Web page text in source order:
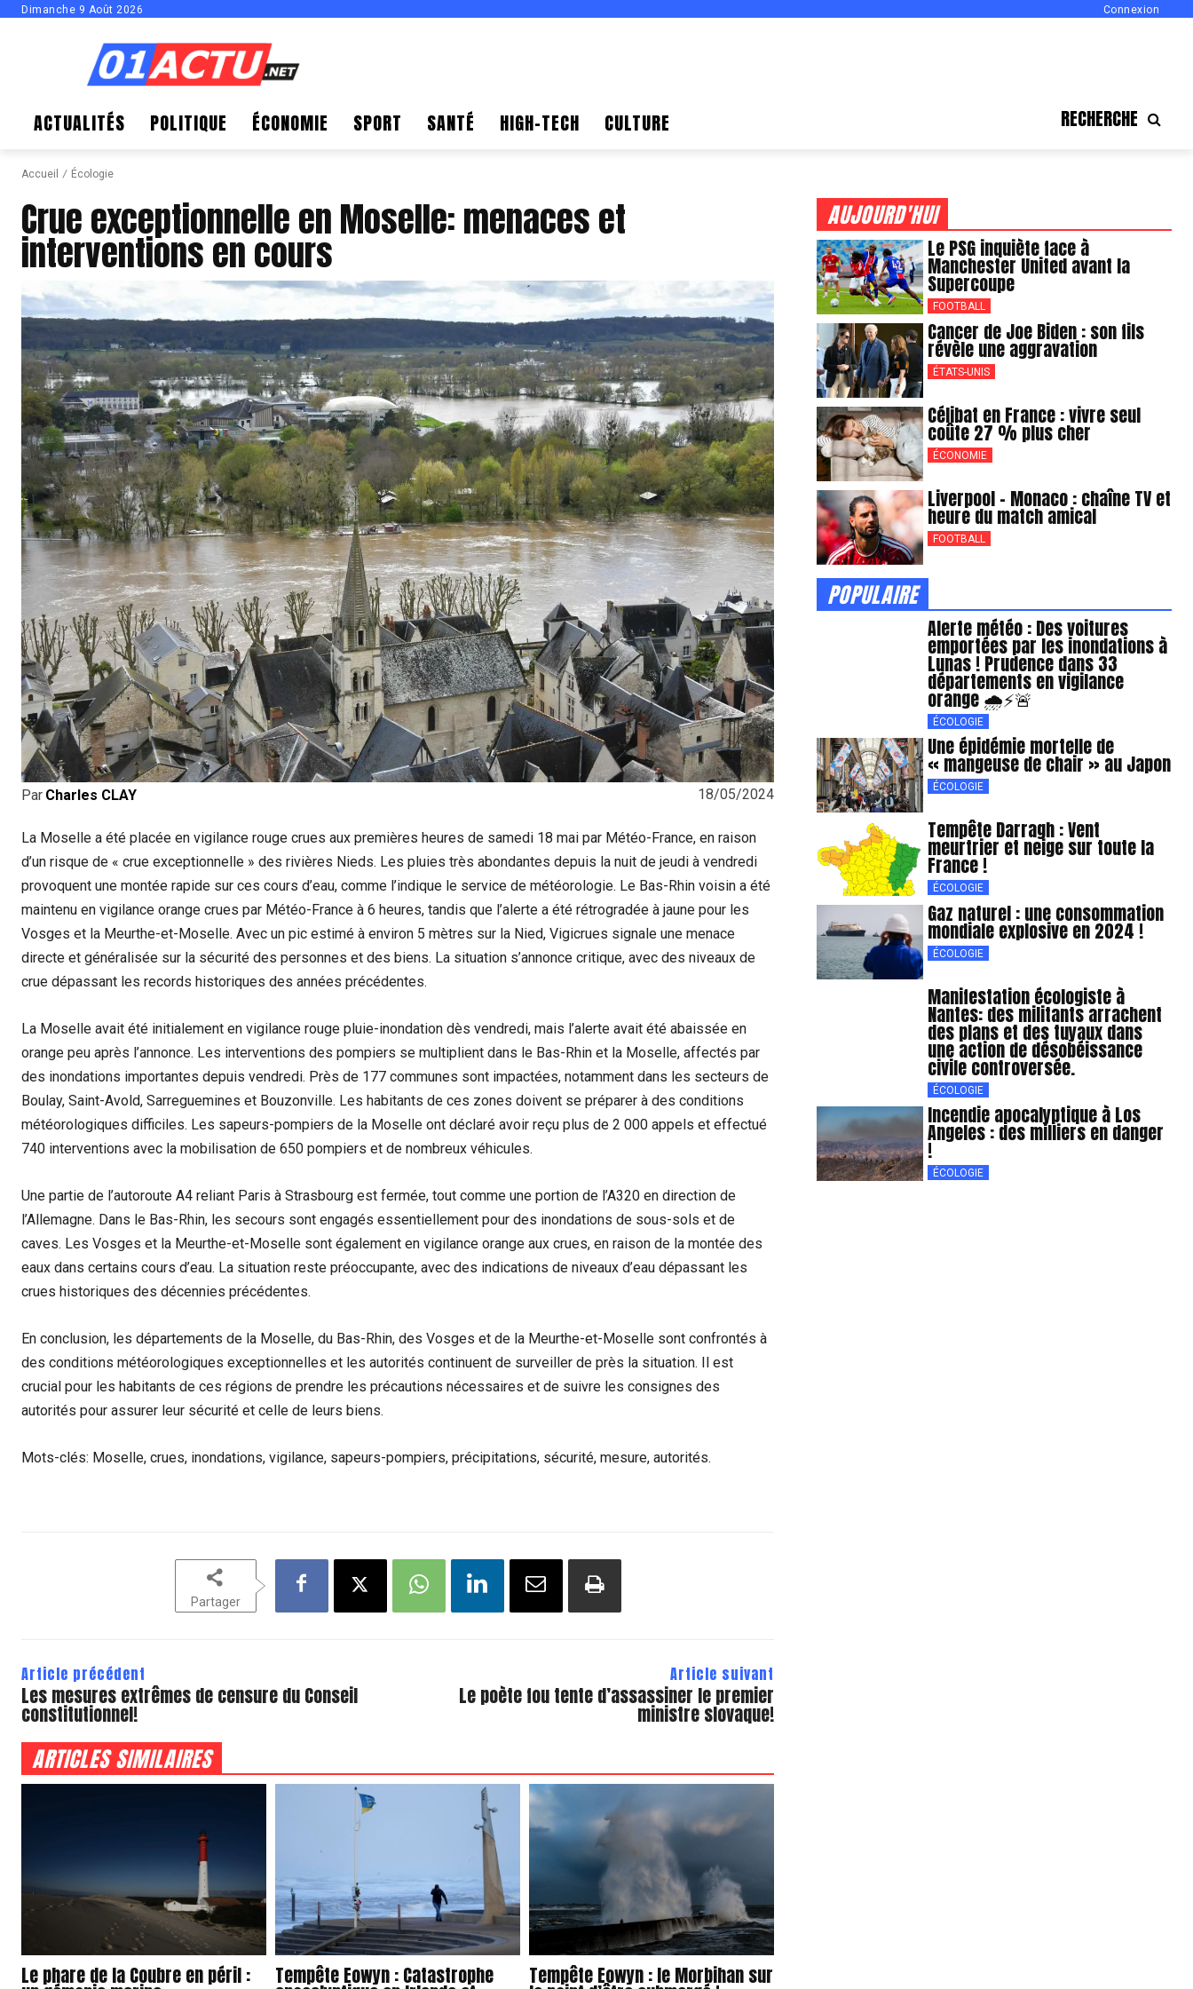
Dimanche 9 Août 2026 Connexion
ACTUALITÉS POLITIQUE ÉCONOMIE SPORT SANTÉ HIGH-TECH CULTURE RECHERCHE
Accueil Écologie
Crue exceptionnelle en Moselle: menaces et
interventions en cours
18/05/2024
Par Charles CLAY
La Moselle a été placée en vigilance rouge crues aux premières heures de samedi 18 mai par Météo-France, en raison
d’un risque de « crue exceptionnelle » des rivières Nieds. Les pluies très abondantes depuis la nuit de jeudi à vendredi
provoquent une montée rapide sur ces cours d’eau, comme l’indique le service de météorologie. Le Bas-Rhin voisin a été
maintenu en vigilance orange crues par Météo-France à 6 heures, tandis que l’alerte a été rétrogradée à jaune pour les
Vosges et la Meurthe-et-Moselle. Avec un pic estimé à environ 5 mètres sur la Nied, Vigicrues signale une menace
directe et généralisée sur la sécurité des personnes et des biens. La situation s’annonce critique, avec des niveaux de
crue dépassant les records historiques des années précédentes.
La Moselle avait été initialement en vigilance rouge pluie-inondation dès vendredi, mais l’alerte avait été abaissée en
orange peu après l’annonce. Les interventions des pompiers se multiplient dans le Bas-Rhin et la Moselle, affectés par
des inondations importantes depuis vendredi. Près de 177 communes sont impactées, notamment dans les secteurs de
Boulay, Saint-Avold, Sarreguemines et Bouzonville. Les habitants de ces zones doivent se préparer à des conditions
météorologiques difficiles. Les sapeurs-pompiers de la Moselle ont déclaré avoir reçu plus de 2 000 appels et effectué
740 interventions avec la mobilisation de 650 pompiers et de nombreux véhicules.
Une partie de l’autoroute A4 reliant Paris à Strasbourg est fermée, tout comme une portion de l’A320 en direction de
l’Allemagne. Dans le Bas-Rhin, les secours sont engagés essentiellement pour des inondations de sous-sols et de
caves. Les Vosges et la Meurthe-et-Moselle sont également en vigilance orange aux crues, en raison de la montée des
eaux dans certains cours d’eau. La situation reste préoccupante, avec des indications de niveaux d’eau dépassant les
crues historiques des décennies précédentes.
En conclusion, les départements de la Moselle, du Bas-Rhin, des Vosges et de la Meurthe-et-Moselle sont confrontés à
des conditions météorologiques exceptionnelles et les autorités continuent de surveiller de près la situation. Il est
crucial pour les habitants de ces régions de prendre les précautions nécessaires et de suivre les consignes des
autorités pour assurer leur sécurité et celle de leurs biens.
Mots-clés: Moselle, crues, inondations, vigilance, sapeurs-pompiers, précipitations, sécurité, mesure, autorités.
Partager
Article précédent
Les mesures extrêmes de censure du Conseil
constitutionnel!
Article suivant
Le poète fou tente d’assassiner le premier
ministre slovaque!
ARTICLES SIMILAIRES
Le phare de la Coubre en péril : Tempête Eowyn : Catastrophe Tempête Eowyn : le Morbihan sur
AUJOURD'HUI
Le PSG inquiète face à
Manchester United avant la
Supercoupe
FOOTBALL
Cancer de Joe Biden : son fils
révèle une aggravation
ÉTATS-UNIS
Célibat en France : vivre seul
coûte 27 % plus cher
ÉCONOMIE
Liverpool – Monaco : chaîne TV et
heure du match amical
FOOTBALL
POPULAIRE
Alerte météo : Des voitures
emportées par les inondations à
Lunas ! Prudence dans 33
départements en vigilance
orange 🌧️⚡️🚨
ÉCOLOGIE
Une épidémie mortelle de
« mangeuse de chair » au Japon
ÉCOLOGIE
Tempête Darragh : Vent
meurtrier et neige sur toute la
France !
ÉCOLOGIE
Gaz naturel : une consommation
mondiale explosive en 2024 !
ÉCOLOGIE
Manifestation écologiste à
Nantes: des militants arrachent
des plans et des tuyaux dans
une action de désobéissance
civile controversée.
ÉCOLOGIE
Incendie apocalyptique à Los
Angeles : des milliers en danger
!
ÉCOLOGIE